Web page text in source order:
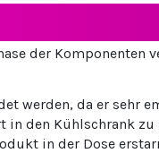
der Komponenten
werden, da er
den Kühlschrank
in der Dose